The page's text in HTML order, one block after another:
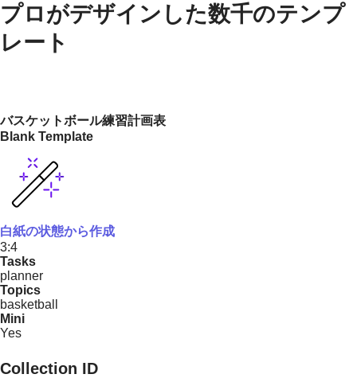
プロがデザインした数千のテンプ
レート
バスケットボール練習計画表
Blank Template
白紙の状態から作成
3:4
Tasks
planner
Topics
basketball
Mini
Yes
Collection ID